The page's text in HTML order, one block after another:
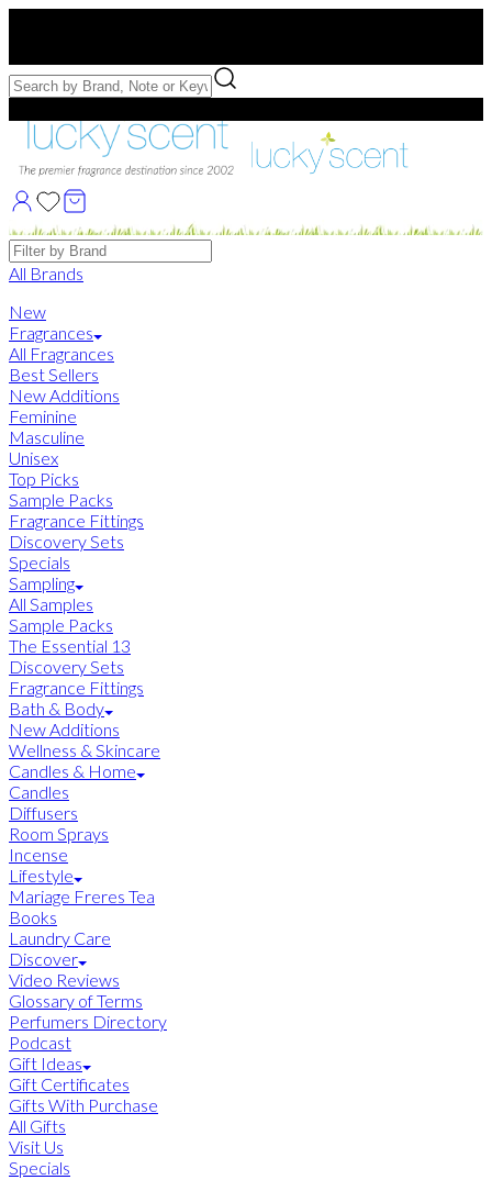
Free Samples with Full Bottle Purchases of $75+
Brands
All Brands
New
Fragrances
All Fragrances
Best Sellers
New Additions
Feminine
Masculine
Unisex
Top Picks
Sample Packs
Fragrance Fittings
Discovery Sets
Specials
Sampling
All Samples
Sample Packs
The Essential 13
Discovery Sets
Fragrance Fittings
Bath & Body
New Additions
Wellness & Skincare
Candles & Home
Candles
Diffusers
Room Sprays
Incense
Lifestyle
Mariage Freres Tea
Books
Laundry Care
Discover
Video Reviews
Glossary of Terms
Perfumers Directory
Podcast
Gift Ideas
Gift Certificates
Gifts With Purchase
All Gifts
Visit Us
Specials